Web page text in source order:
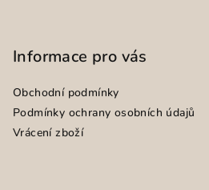
Informace pro vás
Obchodní podmínky
Podmínky ochrany osobních údajů
Vrácení zboží